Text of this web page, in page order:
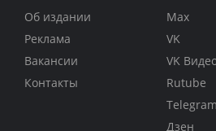
Об издании
Реклама
Вакансии
Контакты
Max
VK
VK
Rutube
Telegram
Дзен